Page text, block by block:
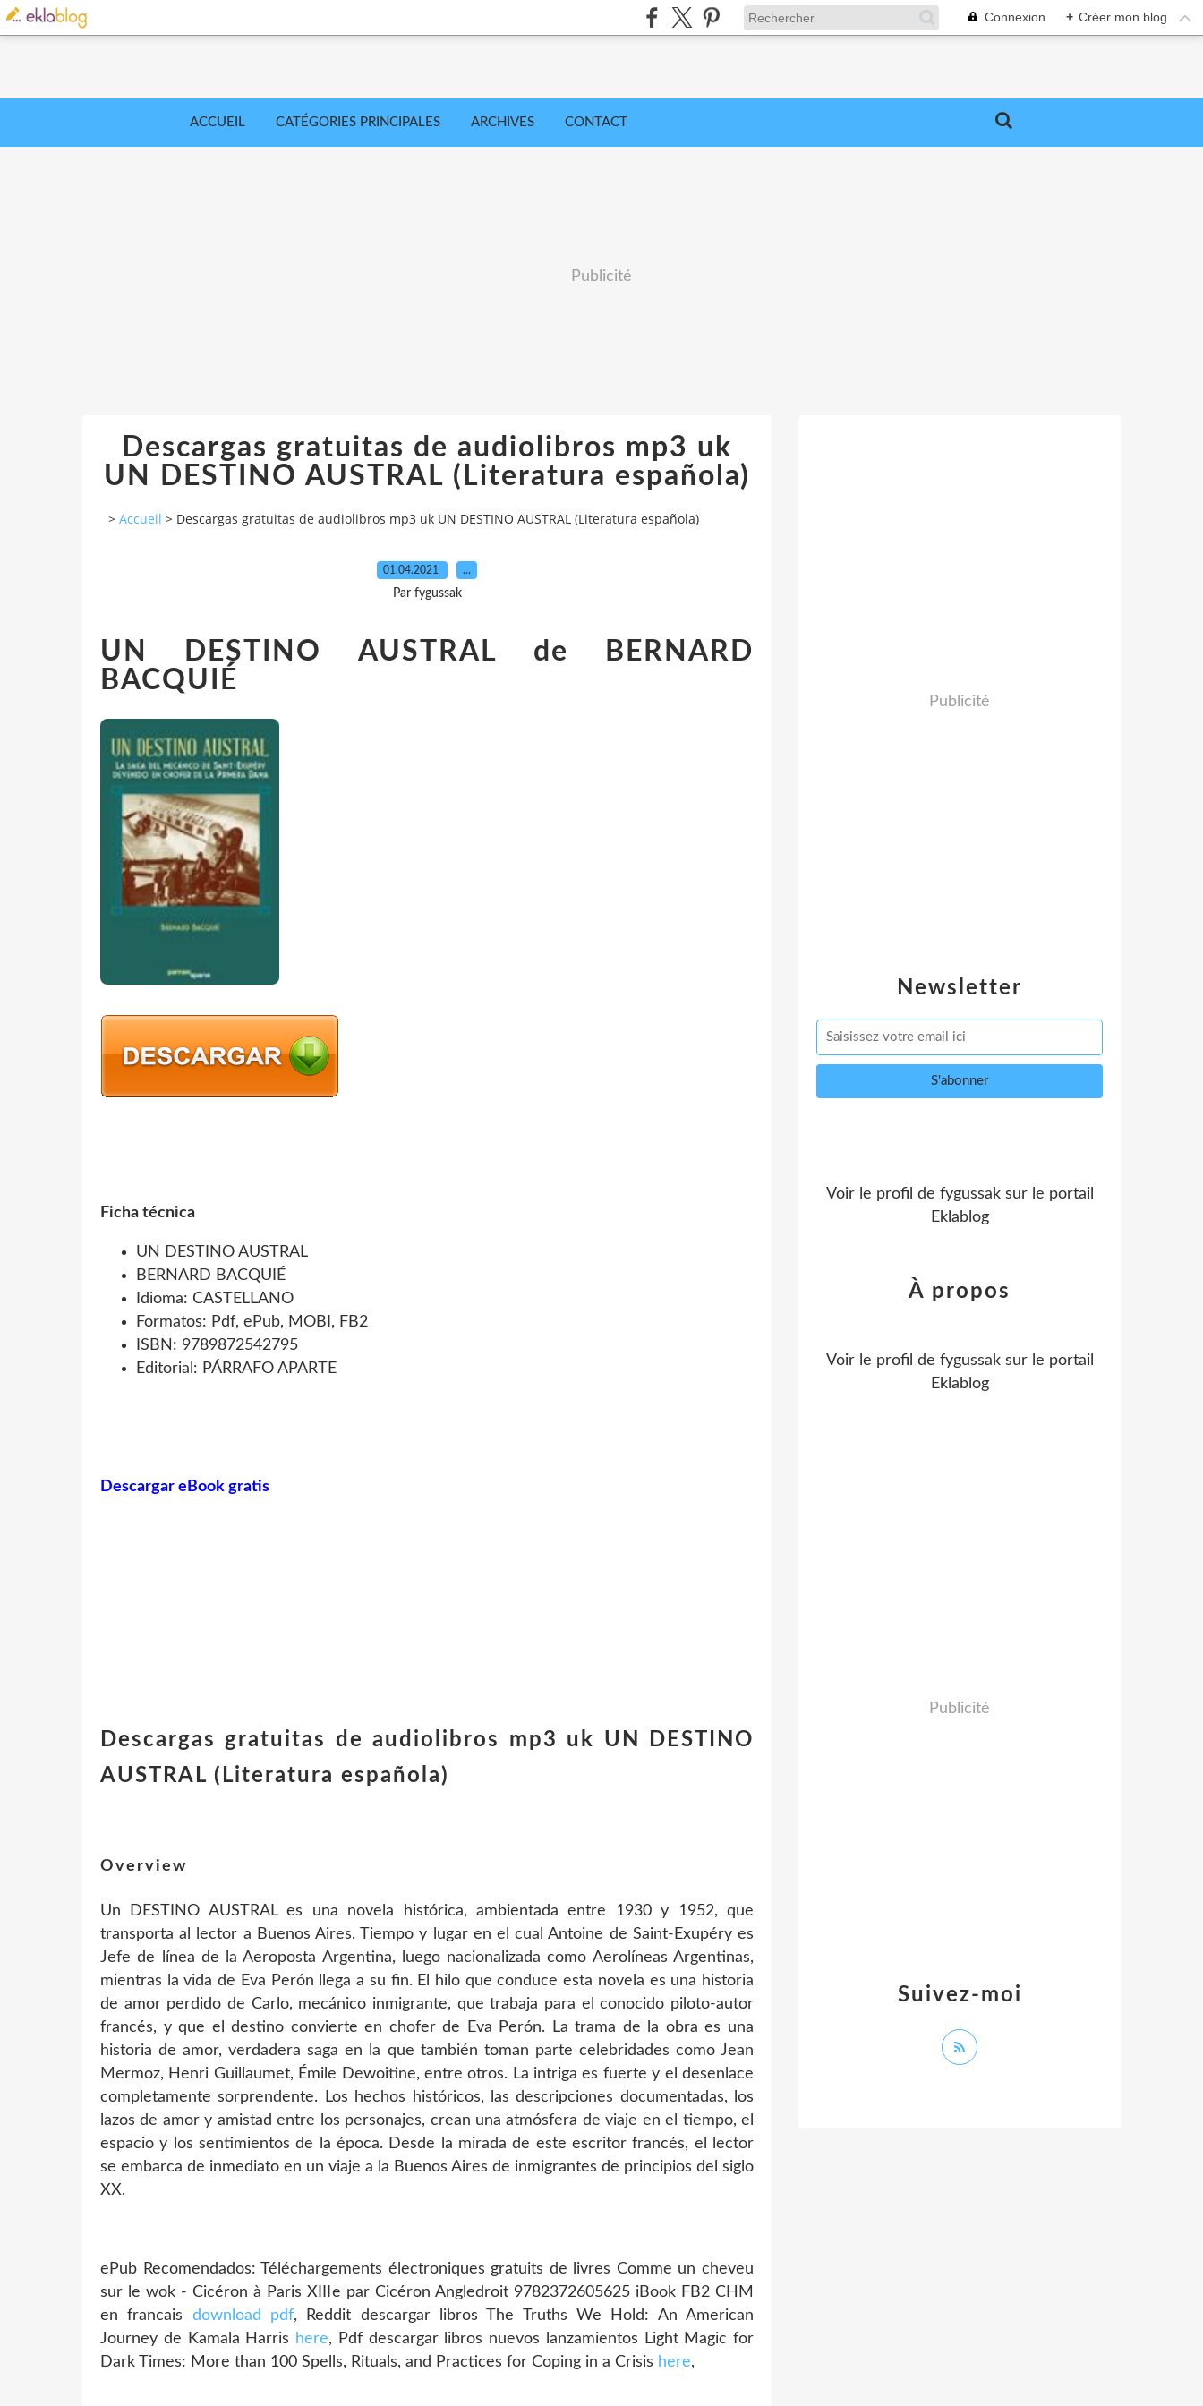
Connexion + Créer mon blog
ACCUEIL CATÉGORIES PRINCIPALES ARCHIVES CONTACT
Publicité
Descargas gratuitas de audiolibros mp3 uk
UN DESTINO AUSTRAL (Literatura española)
> Accueil > Descargas gratuitas de audiolibros mp3 uk UN DESTINO AUSTRAL (Literatura española)
01.04.2021 …
Par fygussak
UN DESTINO AUSTRAL de BERNARD
BACQUIÉ
Ficha técnica
UN DESTINO AUSTRAL
BERNARD BACQUIÉ
Idioma: CASTELLANO
Formatos: Pdf, ePub, MOBI, FB2
ISBN: 9789872542795
Editorial: PÁRRAFO APARTE
Descargar eBook gratis
Descargas gratuitas de audiolibros mp3 uk UN DESTINO
AUSTRAL (Literatura española)
Overview
Un DESTINO AUSTRAL es una novela histórica, ambientada entre 1930 y 1952, que
transporta al lector a Buenos Aires. Tiempo y lugar en el cual Antoine de Saint-Exupéry es
Jefe de línea de la Aeroposta Argentina, luego nacionalizada como Aerolíneas Argentinas,
mientras la vida de Eva Perón llega a su fin. El hilo que conduce esta novela es una historia
de amor perdido de Carlo, mecánico inmigrante, que trabaja para el conocido piloto-autor
francés, y que el destino convierte en chofer de Eva Perón. La trama de la obra es una
historia de amor, verdadera saga en la que también toman parte celebridades como Jean
Mermoz, Henri Guillaumet, Émile Dewoitine, entre otros. La intriga es fuerte y el desenlace
completamente sorprendente. Los hechos históricos, las descripciones documentadas, los
lazos de amor y amistad entre los personajes, crean una atmósfera de viaje en el tiempo, el
espacio y los sentimientos de la época. Desde la mirada de este escritor francés, el lector
se embarca de inmediato en un viaje a la Buenos Aires de inmigrantes de principios del siglo
XX.
ePub Recomendados: Téléchargements électroniques gratuits de livres Comme un cheveu
sur le wok - Cicéron à Paris XIIIe par Cicéron Angledroit 9782372605625 iBook FB2 CHM
en francais download pdf, Reddit descargar libros The Truths We Hold: An American
Journey de Kamala Harris
here, Pdf descargar libros nuevos lanzamientos Light Magic for
Dark Times: More than 100 Spells, Rituals, and Practices for Coping in a Crisis here,
Newsletter
Publicité
Voir le profil de fygussaksur le portail
Eklablog
Suivez-moi
À propos
Voir le profil de fygussaksur le portail
Eklablog
Publicité